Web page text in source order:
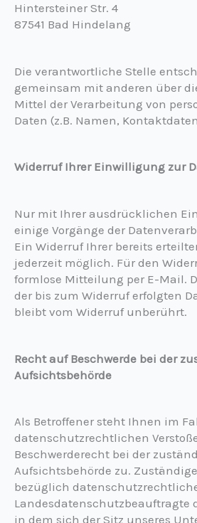
Hintersteiner Str. 4
87541 Bad Hindelang
Die verantwortliche Stelle
gemeinsam mit anderen über
Mittel der Verarbeitung von
Daten (z.B. Namen,
Widerruf Ihrer Einwilligung zur
Nur mit Ihrer ausdrücklichen
einige Vorgänge der
Ein Widerruf Ihrer bereits
jederzeit möglich. Für den
formlose Mitteilung per E-Mail.
der bis zum Widerruf erfolgten
bleibt vom Widerruf unberührt.
Recht auf Beschwerde bei der
Aufsichtsbehörde
Als Betroffener steht Ihnen im
datenschutzrechtlichen
Beschwerderecht bei der
Aufsichtsbehörde zu.
bezüglich
Landesdatenschutzbeauftragte
in dem sich der Sitz unseres